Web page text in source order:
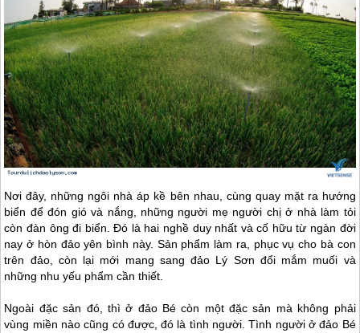
Nơi đây, những ngôi nhà áp kề bên nhau, cùng quay mặt ra hướng
biển để đón gió và nắng, những người mẹ người chị ở nhà làm tỏi
còn đàn ông đi biển. Đó là hai nghề duy nhất và cố hữu từ ngàn đời
nay ở hòn đảo yên bình này. Sản phẩm làm ra, phục vụ cho bà con
trên đảo, còn lại mới mang sangđảo Lý Sơn đổi mắm muối và
những nhu yếu phẩm cần thiết.
Ngoài đặc sản đó, thì ở đảo Bé còn một đặc sản mà không phải
vùng miền nào cũng có được, đó là tình người. Tình người ở đảo Bé